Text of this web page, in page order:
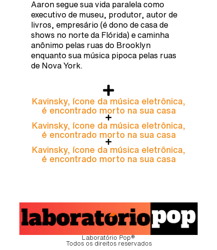
Aaron segue sua vida paralela como
executivo de museu, produtor, autor de
livros, empresário (é dono de casa de
shows no norte da Flórida) e caminha
anônimo pelas ruas do Brooklyn
enquanto sua música pipoca pelas ruas
de Nova York.
Kavinsky, ícone da música eletrônica,
é encontrado morto na sua casa
Kavinsky, ícone da música eletrônica,
é encontrado morto na sua casa
Kavinsky, ícone da música eletrônica,
é encontrado morto na sua casa
Laboratório Pop®
Todos os direitos reservados